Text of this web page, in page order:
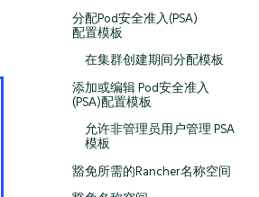
分配Pod安全准入(PSA)
配置模板
在集群创建期间分配模板
添加或编辑 Pod安全准入
(PSA)配置模板
允许非管理员用户管理 PSA
模板
豁免所需的Rancher名称空间